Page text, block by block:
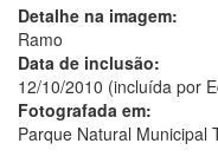
Detalhe na imagem:
Ramo
Data de inclusão:
12/10/2010 (incluída por
Fotografada em:
Parque Natural Municipal